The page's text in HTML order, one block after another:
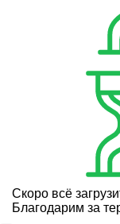
Скоро всё
Благодарим за